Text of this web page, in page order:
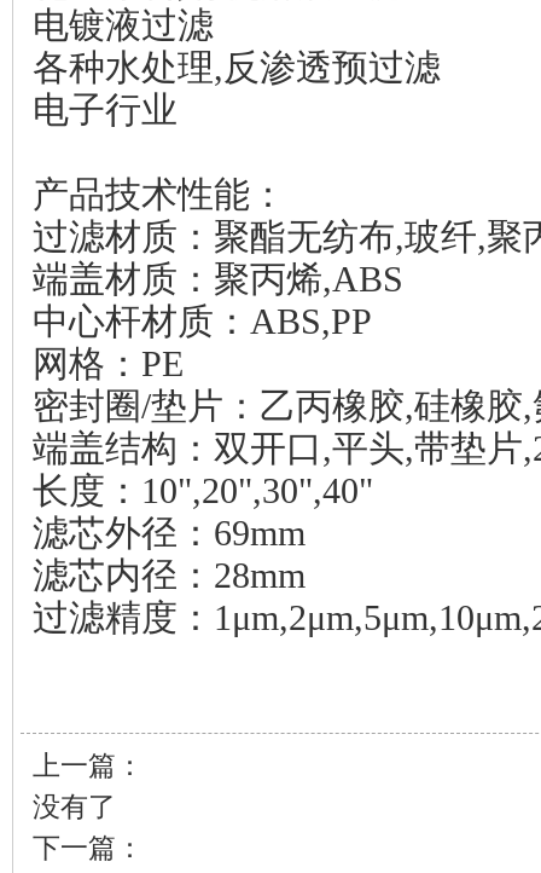
电镀液过滤
各种水处理,反渗透预过滤
电子行业
产品技术性能：
过滤材质：聚酯无纺布,玻纤,聚
端盖材质：聚丙烯,ABS
中心杆材质：ABS,PP
网格：PE
密封圈/垫片：乙丙橡胶,硅橡胶
端盖结构：双开口,平头,带垫片
长度：10",20",30",40"
滤芯外径：69mm
滤芯内径：28mm
过滤精度：
上一篇：
没有了
下一篇：